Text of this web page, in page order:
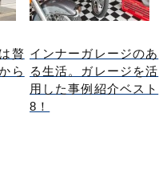
贅
ら
インナーガレージのあ
る生活。ガレージを活
用した事例紹介ベスト
8！